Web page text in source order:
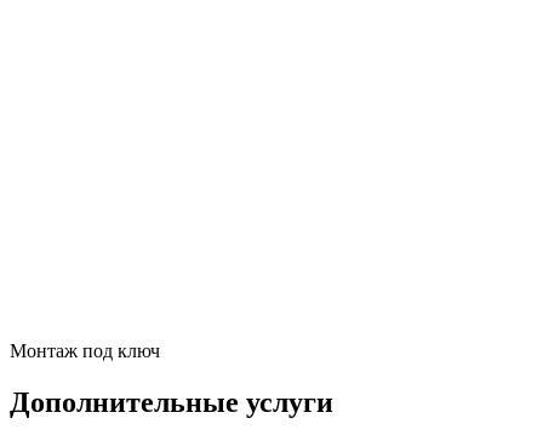
Монтаж под ключ
Дополнительные услуги